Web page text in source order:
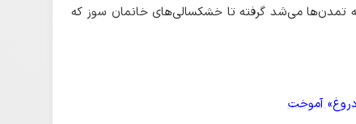
تمدن‌ها می‌شد گرفته تا خشکسالی‌های خانمان سوز که
آموخت